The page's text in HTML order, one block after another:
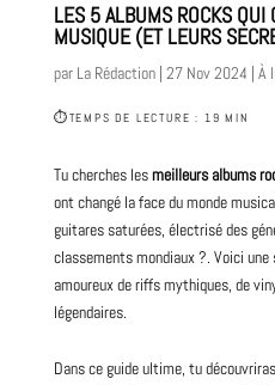
LES 5 ALBUMS ROCKS QUI
MUSIQUE (ET LEURS
par La Rédaction| 27 Nov 2024 | À
⏱TEMPS DE LECTURE : 19 MIN
Tu cherches lesmeilleurs albums
ont changé la face du monde
guitares saturées, électrisé des
classements mondiaux ?. Voici
amoureux de riffs mythiques, de
légendaires.
Dans ce guide ultime, tu